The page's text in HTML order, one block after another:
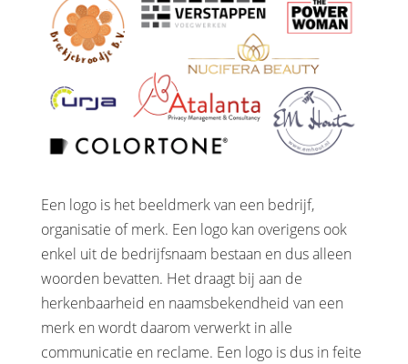
Een logo is het beeldmerk van een bedrijf,
organisatie of merk. Een logo kan overigens ook
enkel uit de bedrijfsnaam bestaan en dus alleen
woorden bevatten. Het draagt bij aan de
herkenbaarheid en naamsbekendheid van een
merk en wordt daarom verwerkt in alle
communicatie en reclame. Een logo is dus in feite